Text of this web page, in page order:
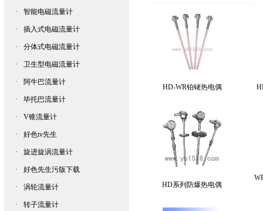
·
智能电磁流量计
· 插入式电磁流量计
· 分体式电磁流量计
· 卫生型电磁流量计
· 阿牛巴流量计
· 毕托巴流量计
· V锥流量计
· 好色tv先生
· 旋进旋涡流量计
· 好色先生污版下载
· 涡轮流量计
· 转子流量计
HD-WR铂铑热电偶
HD系列防爆热电偶